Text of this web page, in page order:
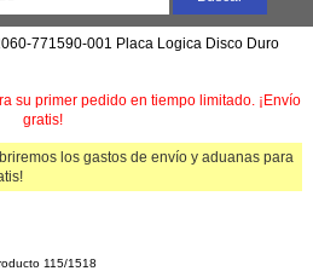
771590-001 Placa Logica Disco Duro
su primer pedido en tiempo limitado. ¡Envío
gratis!
los gastos de envío y aduanas para
115/1518